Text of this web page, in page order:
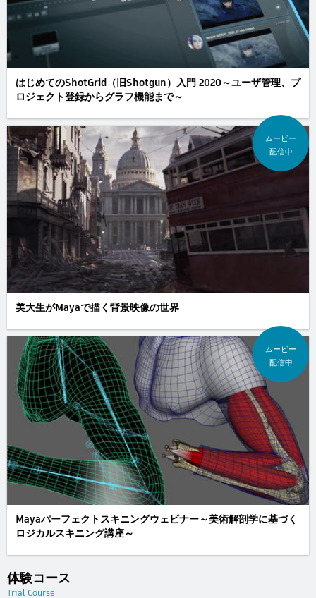
はじめてのShotGrid（旧Shotgun）入門 2020～ユーザ管理、プ
ロジェクト登録からグラフ機能まで～
ムービー
配信中
美大生がMayaで描く背景映像の世界
ムービー
配信中
Mayaパーフェクトスキニングウェビナー～美術解剖学に基づく
ロジカルスキニング講座～
体験コース
Trial Course